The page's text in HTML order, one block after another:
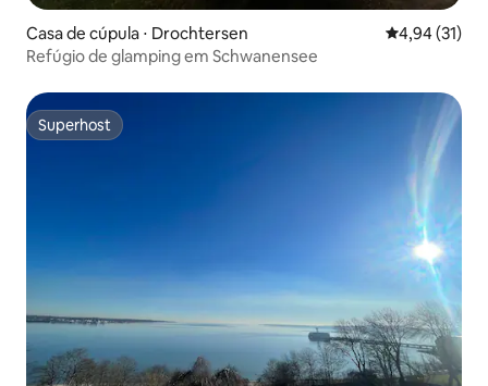
Casa de cúpula ⋅ Drochtersen 4,94 de uma
4,94 (31)
Refúgio de glamping em Schwanensee
Superhost
Superhost